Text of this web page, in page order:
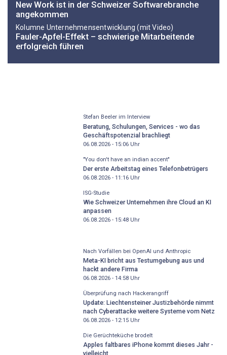
New Work ist in der Schweizer Softwarebranche
angekommen
Kolumne Unternehmensentwicklung (mit Video)
Fauler-Apfel-Effekt – schwierige Mitarbeitende
erfolgreich führen
Stefan Beeler im Interview
Beratung, Schulungen, Services - wo das
Geschäftspotenzial brachliegt
06.08.2026 - 15:06Uhr
"You don't have an indian accent"
Der erste Arbeitstag eines Telefonbetrügers
06.08.2026 - 11:16Uhr
ISG-Studie
Wie Schweizer Unternehmen ihre Cloud an KI
anpassen
06.08.2026 - 15:48Uhr
Nach Vorfällen bei OpenAI und Anthropic
Meta-KI bricht aus Testumgebung aus und
hackt andere Firma
06.08.2026 - 14:58Uhr
Überprüfung nach Hackerangriff
Update: Liechtensteiner Justizbehörde nimmt
nach Cyberattacke weitere Systeme vom Netz
06.08.2026 - 12:15Uhr
Die Gerüchteküche brodelt
Apples faltbares iPhone kommt dieses Jahr -
vielleicht